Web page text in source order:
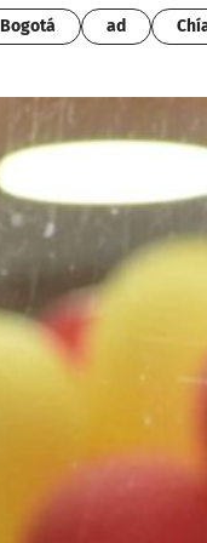
Bogotá ad